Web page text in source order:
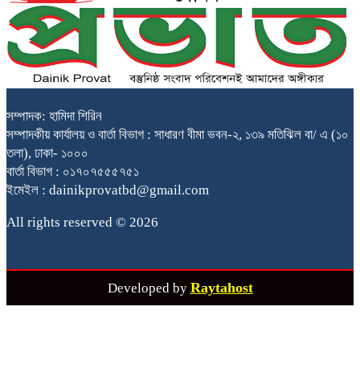
সম্পাদক: হামিদা শিরিন
সম্পাদকীয় কার্যালয় ও বার্তা বিভাগ : সাধারণ বীমা ভবন-২, ১৩৯ মতিঝিল বা/ এ (১০
তলা), ঢাকা- ১০০০
বার্তা বিভাগ : ০১৭০৭৫৫৫৭৫১
ইমেইল : dainikprovatbd@gmail.com
All rights reserved © 2026
Developed by Raytahost